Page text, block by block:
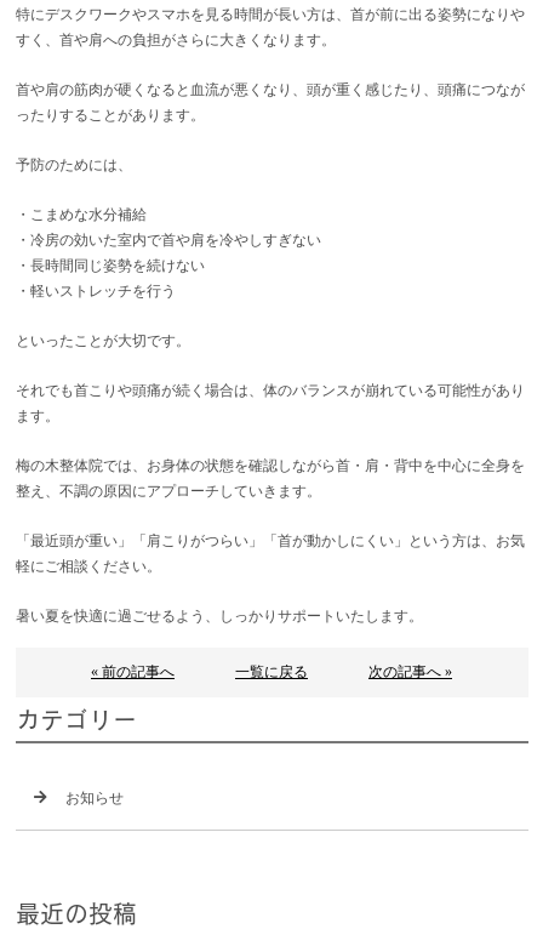
特にデスクワークやスマホを見る時間が長い方は、首が前に出る姿勢になりや
すく、首や肩への負担がさらに大きくなります。
首や肩の筋肉が硬くなると血流が悪くなり、頭が重く感じたり、頭痛につなが
ったりすることがあります。
予防のためには、
・こまめな水分補給
・冷房の効いた室内で首や肩を冷やしすぎない
・長時間同じ姿勢を続けない
・軽いストレッチを行う
といったことが大切です。
それでも首こりや頭痛が続く場合は、体のバランスが崩れている可能性があり
ます。
梅の木整体院では、お身体の状態を確認しながら首・肩・背中を中心に全身を
整え、不調の原因にアプローチしていきます。
「最近頭が重い」「肩こりがつらい」「首が動かしにくい」という方は、お気
軽にご相談ください。
暑い夏を快適に過ごせるよう、しっかりサポートいたします。
« 前の記事へ 一覧に戻る 次の記事へ »
カテゴリー
お知らせ
最近の投稿